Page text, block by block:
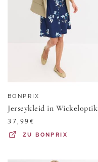
BONPRIX
Jerseykleid in Wickeloptik
37,99€
ZU BONPRIX